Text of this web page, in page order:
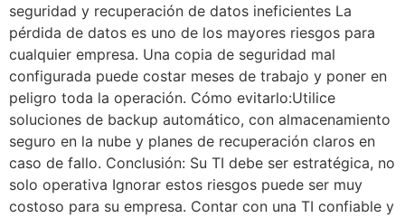
seguridad y recuperación de datos ineficientes La
pérdida de datos es uno de los mayores riesgos para
cualquier empresa. Una copia de seguridad mal
configurada puede costar meses de trabajo y poner en
peligro toda la operación. Cómo evitarlo:Utilice
soluciones de backup automático, con almacenamiento
seguro en la nube y planes de recuperación claros en
caso de fallo. Conclusión: Su TI debe ser estratégica, no
solo operativa Ignorar estos riesgos puede ser muy
costoso para su empresa. Contar con una TI confiable y